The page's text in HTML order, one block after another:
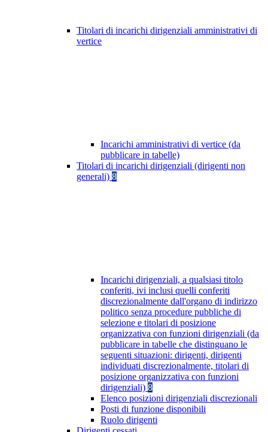
Titolari di incarichi dirigenziali amministrativi di
vertice
Incarichi amministrativi di vertice (da
pubblicare in tabelle)
Titolari di incarichi dirigenziali (dirigenti non
generali) 8
Incarichi dirigenziali, a qualsiasi titolo
conferiti, ivi inclusi quelli conferiti
discrezionalmente dall'organo di indirizzo
politico senza procedure pubbliche di
selezione e titolari di posizione
organizzativa con funzioni dirigenziali (da
pubblicare in tabelle che distinguano le
seguenti situazioni: dirigenti, dirigenti
individuati discrezionalmente, titolari di
posizione organizzativa con funzioni
dirigenziali) 8
Elenco posizioni dirigenziali discrezionali
Posti di funzione disponibili
Ruolo dirigenti